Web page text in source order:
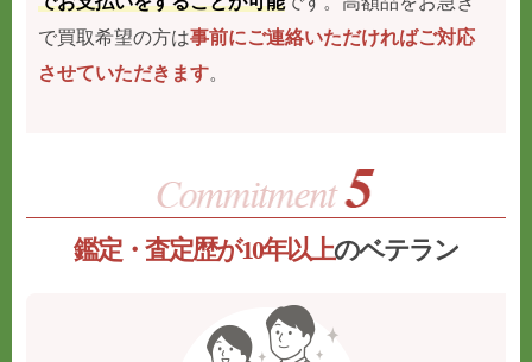
で買取希望の方は事前にご連絡いただければご対応
させていただきます。
鑑定・査定歴が10年以上のベテラン